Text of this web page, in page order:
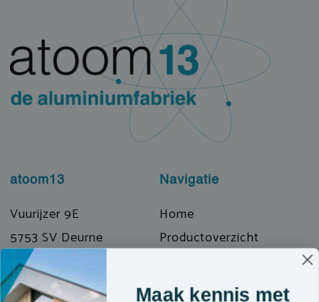
atoom13
Vuurijzer 9E
5753 SV Deurne
T: 0493 319072
E: info@atoom13.nl
Navigatie
Home
Productoverzicht
Over ons
Maak kennis met